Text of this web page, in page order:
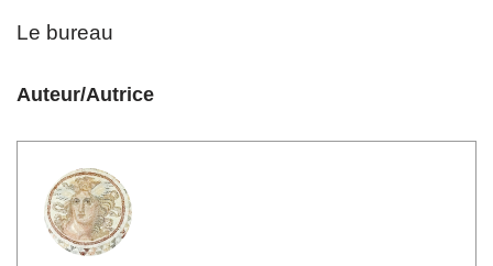
Le bureau
Auteur/Autrice